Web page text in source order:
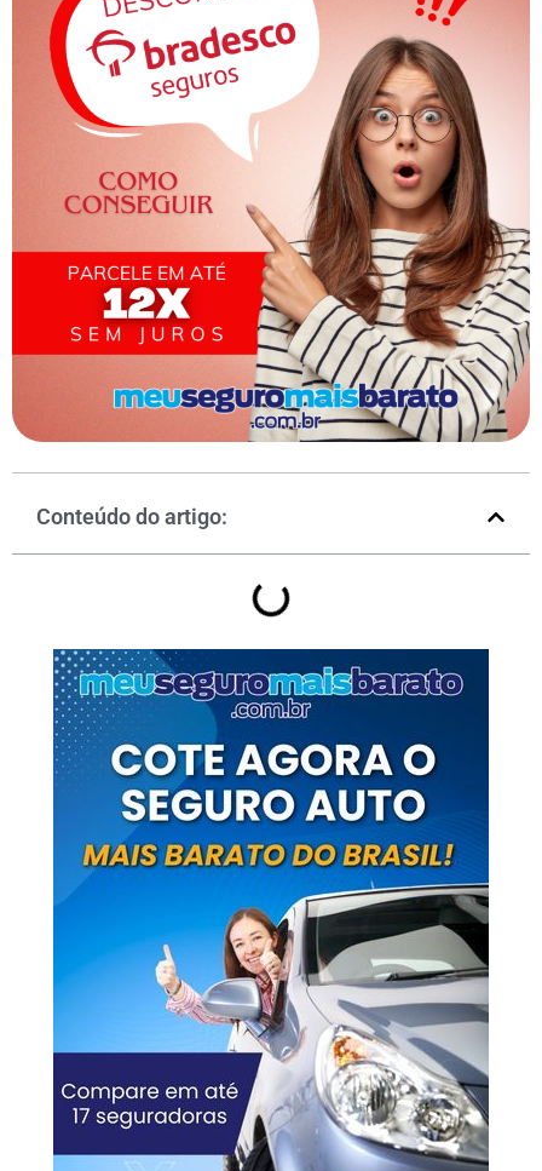
Conteúdo do artigo: